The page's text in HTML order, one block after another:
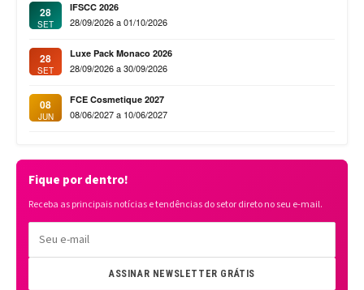
28
SET
IFSCC 2026
28/09/2026 a 01/10/2026
28
SET
Luxe Pack Monaco 2026
28/09/2026 a 30/09/2026
08
JUN
FCE Cosmetique 2027
08/06/2027 a 10/06/2027
Fique por dentro!
Receba as principais notícias e tendências do setor direto no seu e-mail.
ASSINAR NEWSLETTER GRÁTIS